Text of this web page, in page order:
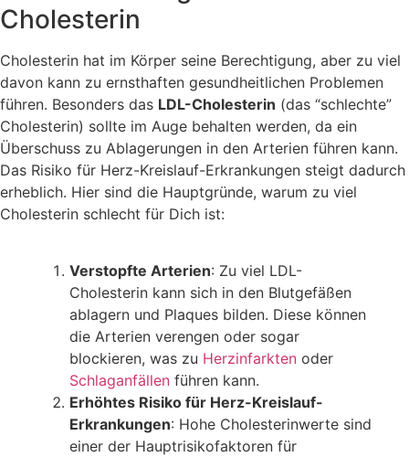
Cholesterin
Cholesterin hat im Körper seine Berechtigung, aber zu viel
davon kann zu ernsthaften gesundheitlichen Problemen
führen. Besonders das LDL-Cholesterin (das “schlechte”
Cholesterin) sollte im Auge behalten werden, da ein
Überschuss zu Ablagerungen in den Arterien führen kann.
Das Risiko für Herz-Kreislauf-Erkrankungen steigt dadurch
erheblich. Hier sind die Hauptgründe, warum zu viel
Cholesterin schlecht für Dich ist:
Verstopfte Arterien: Zu viel LDL-
Cholesterin kann sich in den Blutgefäßen
ablagern und Plaques bilden. Diese können
die Arterien verengen oder sogar
blockieren, was zu Herzinfarktenoder
Schlaganfällenführen kann.
Erhöhtes Risiko für Herz-Kreislauf-
Erkrankungen: Hohe Cholesterinwerte sind
einer der Hauptrisikofaktoren für